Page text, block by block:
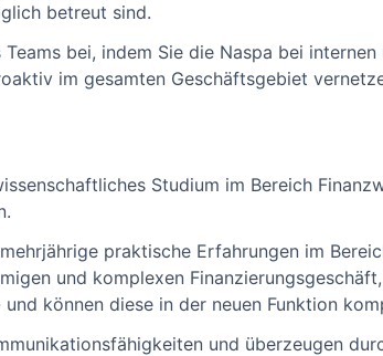
betreut sind.
bei, indem Sie die Naspa bei
im gesamten Geschäftsgebiet
Studium im Bereich
praktische Erfahrungen im
und komplexen
können diese in der neuen Funktion
und überzeugen